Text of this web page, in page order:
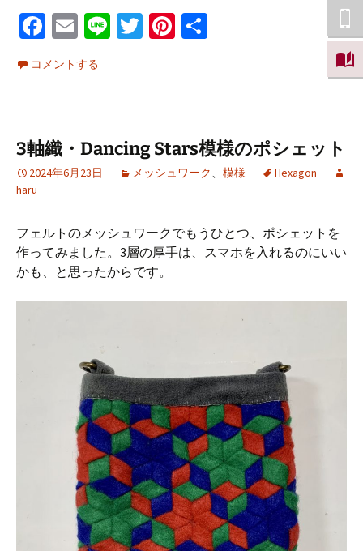
Fa
ce
b
k
E
m
ai
Li T
Pi
コメントする
3軸織・Dancing Stars模様のポシェット
2024年6月23日 メッシュワーク、 模様
Hexagon
haru
フェルトのメッシュワークでもうひとつ、ポシェットを
作ってみました。3層の厚手は、スマホを入れるのにいい
かも、と思ったからです。